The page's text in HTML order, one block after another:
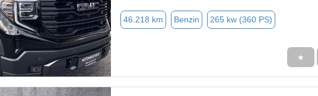
46.218 km Benzin 265 kw (360 PS)
★